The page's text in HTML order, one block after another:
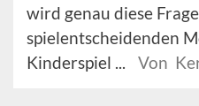
wird genau diese
spielentscheidenden
Kinderspiel ...
Von